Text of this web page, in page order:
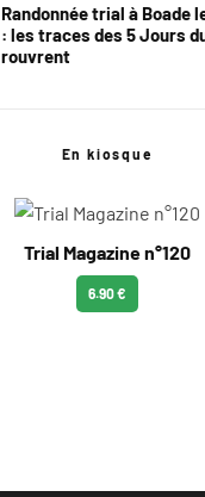
Randonnée trial à Boade
: les traces des 5 Jours
rouvrent
En kiosque
Trial Magazine n°120
6.90 €